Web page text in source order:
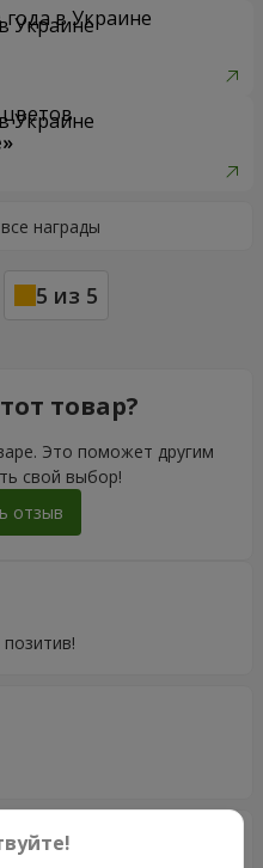
в Украине
5 из 5
товар?
Это поможет другим
свой выбор!
отзыв